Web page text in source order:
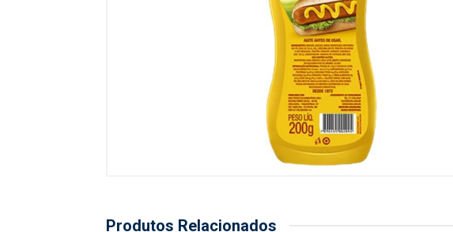
Produtos Relacionados